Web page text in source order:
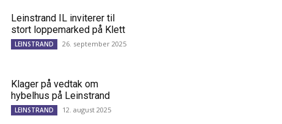
Leinstrand IL inviterer til
stort loppemarked på Klett
LEINSTRAND 26. september 2025
Klager på vedtak om
hybelhus på Leinstrand
LEINSTRAND 12. august 2025